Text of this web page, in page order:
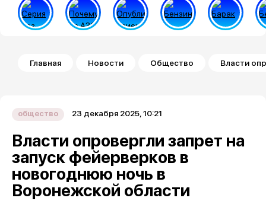
Строка навигации
Главная Новости Общество Власти
общество 23 декабря 2025, 10:21
Власти опровергли запрет на
запуск фейерверков в
новогоднюю ночь в
Воронежской области